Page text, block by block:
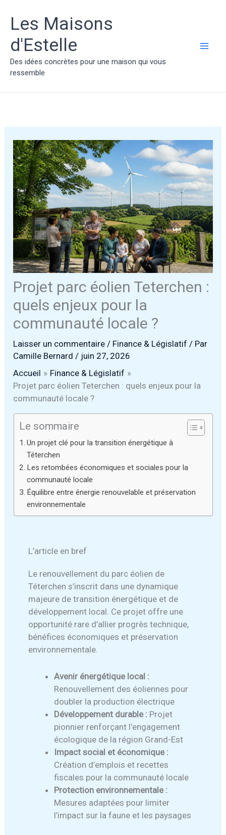
contenu
Les Maisons
d'Estelle
Des idées concrètes pour une maison qui vous
ressemble
Projet parc éolien Teterchen :
quels enjeux pour la
communauté locale ?
Laisser un commentaire / Finance & Législatif / Par
Camille Bernard/ juin 27, 2026
Accueil
Finance & Législatif
Projet parc éolien Teterchen : quels enjeux pour la
communauté locale ?
Le sommaire
Un projet clé pour la transition énergétique à
Téterchen
Les retombées économiques et sociales pour la
communauté locale
Équilibre entre énergie renouvelable et préservation
environnementale
L’article en bref
Le renouvellement du parc éolien de
Téterchen s’inscrit dans une dynamique
majeure de transition énergétique et de
développement local. Ce projet offre une
opportunité rare d’allier progrès technique,
bénéfices économiques et préservation
environnementale.
Avenir énergétique local :
Renouvellement des éoliennes pour
doubler la production électrique
Développement durable : Projet
pionnier renforçant l’engagement
écologique de la région Grand-Est
Impact social et économique :
Création d’emplois et recettes
fiscales pour la communauté locale
Protection environnementale :
Mesures adaptées pour limiter
l’impact sur la faune et les paysages